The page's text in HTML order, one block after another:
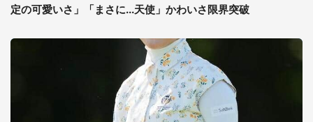
定の可愛いさ」「まさに...天使」かわいさ限界突破